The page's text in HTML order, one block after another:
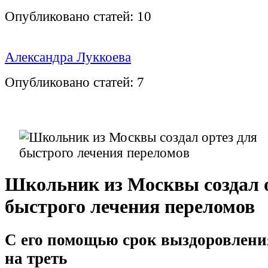
Опубликовано статей: 10
Александра Луккоева
Опубликовано статей: 7
Школьник из Москвы создал
быстрого лечения переломов
С его помощью срок
на треть